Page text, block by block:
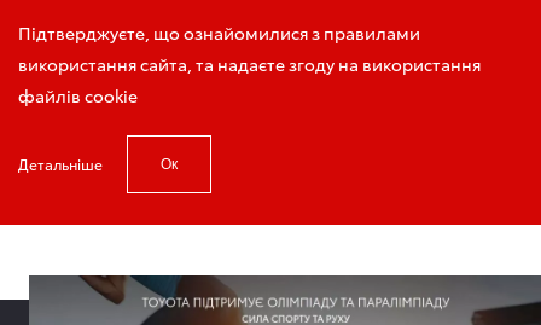
Підтверджуєте, що ознайомилися з правилами
використання сайта, та надаєте згоду на використання
файлів cookie
Детальніше Ок
Виклик консультанта
Головна Світ Toyota